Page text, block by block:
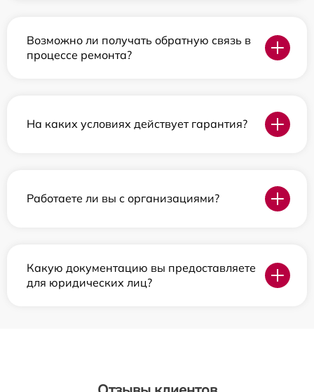
Возможно ли получать обратную связь в
процессе ремонта?
На каких условиях действует гарантия?
Работаете ли вы с организациями?
Какую документацию вы предоставляете
для юридических лиц?